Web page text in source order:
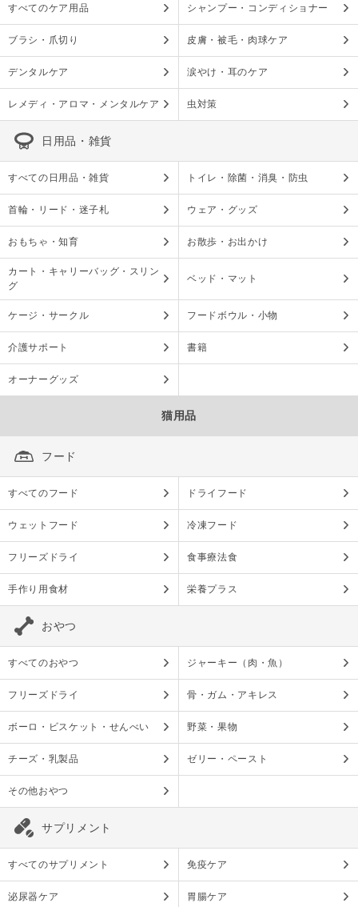
すべてのケア用品 シャンプー・コンディショナー
ブラシ・爪切り 皮膚・被毛・肉球ケア
デンタルケア 涙やけ・耳のケア
レメディ・アロマ・メンタルケア 虫対策
日用品・雑貨
すべての日用品・雑貨 トイレ・除菌・消臭・防虫
首輪・リード・迷子札 ウェア・グッズ
おもちゃ・知育 お散歩・お出かけ
カート・キャリーバッグ・スリン
グ
ベッド・マット
ケージ・サークル フードボウル・小物
介護サポート 書籍
オーナーグッズ
猫用品
フード
すべてのフード ドライフード
ウェットフード 冷凍フード
フリーズドライ 食事療法食
手作り用食材 栄養プラス
おやつ
すべてのおやつ ジャーキー（肉・魚）
フリーズドライ 骨・ガム・アキレス
ボーロ・ビスケット・せんべい 野菜・果物
チーズ・乳製品 ゼリー・ペースト
その他おやつ
サプリメント
すべてのサプリメント 免疫ケア
泌尿器ケア 胃腸ケア